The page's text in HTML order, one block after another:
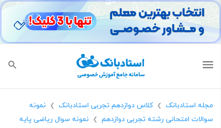
مجله استادبانک ❯ کلاس دوازدهم تجربی استادبانک ❯
نمونه
سوالات امتحانی رشته تجربی دوازدهم
❯
نمونه سوال ریاضی پایه